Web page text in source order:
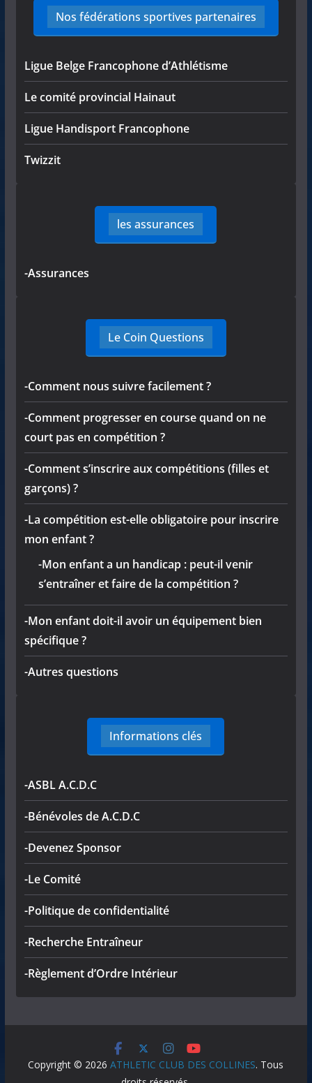
Nos fédérations sportives partenaires
Ligue Belge Francophone d’Athlétisme
Le comité provincial Hainaut
Ligue Handisport Francophone
Twizzit
les assurances
-Assurances
Le Coin Questions
-Comment nous suivre facilement ?
-Comment progresser en course quand on ne
court pas en compétition ?
-Comment s’inscrire aux compétitions (filles et
garçons) ?
-La compétition est-elle obligatoire pour inscrire
mon enfant ?
-Mon enfant a un handicap : peut-il venir
s’entraîner et faire de la compétition ?
-Mon enfant doit-il avoir un équipement bien
spécifique ?
-Autres questions
Informations clés
-ASBL A.C.D.C
-Bénévoles de A.C.D.C
-Devenez Sponsor
-Le Comité
-Politique de confidentialité
-Recherche Entraîneur
-Règlement d’Ordre Intérieur
Copyright © 2026ATHLETIC CLUB DES COLLINES. Tous